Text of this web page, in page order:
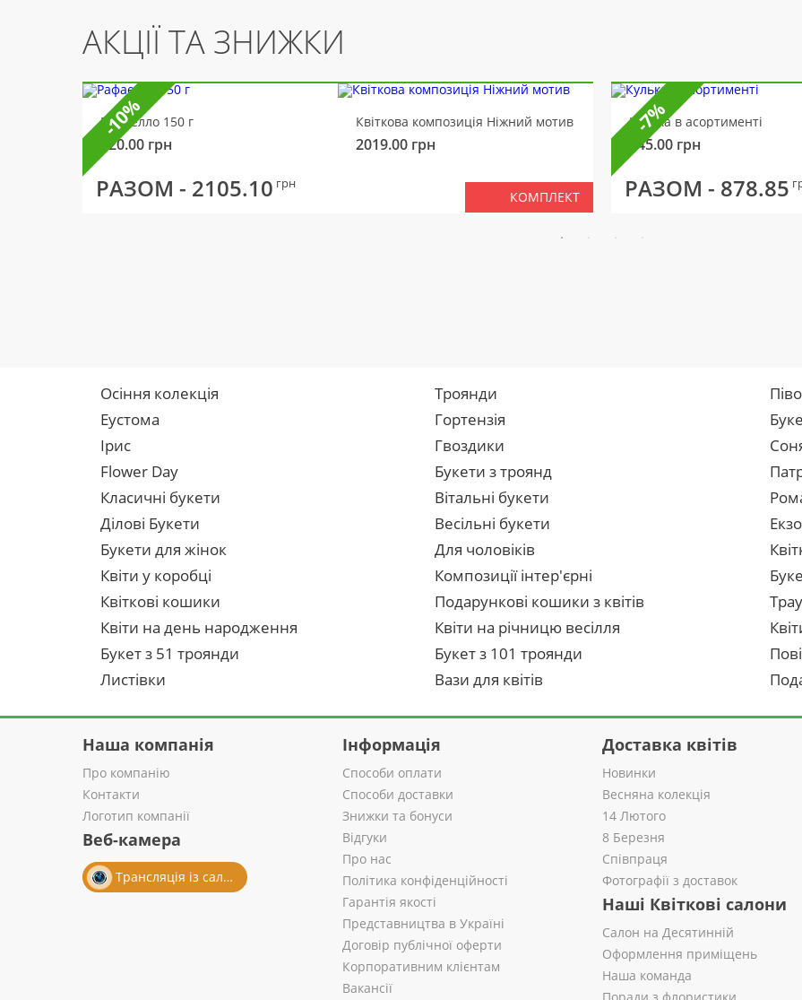
АКЦІЇ ТА ЗНИЖКИ
Рафаелло 150 г
320.00 грн
Квіткова композиція Ніжний мотив
2019.00 грн
РАЗОМ - 2105.10 грн
КОМПЛЕКТ
-10% Кулька в асортименті
145.00 грн
РАЗОМ - 878.85
-7%
Осіння колекція Троянди
Еустома
Гортензія
Ірис
Гвоздики
Flower Day
Букети з троянд
Класичні букети
Вітальні букети
Ділові Букети
Весільні букети
Букети для жінок
Для чоловіків
Квіти у коробці
Композиції інтер'єрні
Квіткові кошики
Подарункові кошики з квітів
Квіти на день народження
Квіти на річницю весілля
Букет з 51 троянди
Букет з 101 троянди
Листівки
Вази для квітів
Наша компанія
Про компанію
Контакти
Логотип компанії
Веб-камера
Трансляція із салону
Інформація
Способи оплати
Способи доставки
Знижки та бонуси
Відгуки
Про нас
Політика конфіденційності
Гарантія якості
Представництва в Україні
Договір публічної оферти
Корпоративним клієнтам
Вакансії
Доставка квітів
Новинки
Весняна колекція
14 Лютого
8 Березня
Співпраця
Фотографії з доставок
Наші Квіткові салони
Салон на Десятинній
Оформлення приміщень
Наша команда